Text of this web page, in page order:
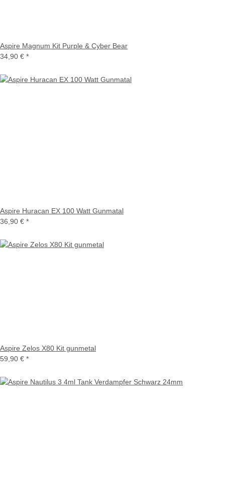
Aspire Magnum Kit Purple & Cyber Bear
34,90 € *
Aspire Huracan EX 100 Watt Gunmatal
36,90 € *
Aspire Zelos X80 Kit gunmetal
59,90 € *